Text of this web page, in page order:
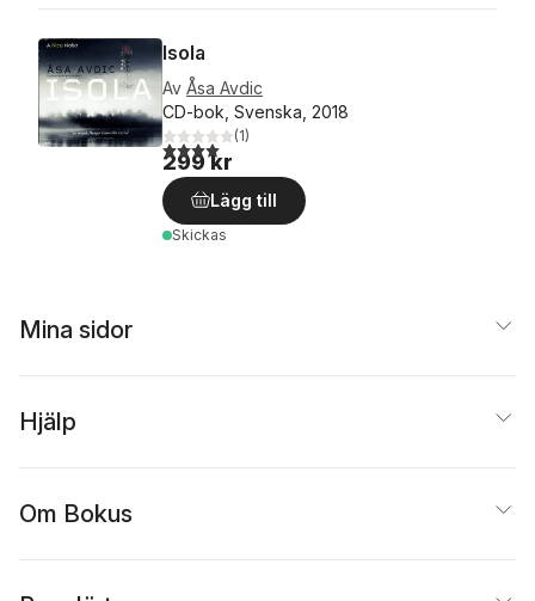
Isola
Av Åsa Avdic
CD-bok, Svenska, 2018
4,0utav 5 stjärnor. Totalt antal röster:
(1)
299 kr
Lägg till
Skickas
Mina sidor
Hjälp
Om Bokus